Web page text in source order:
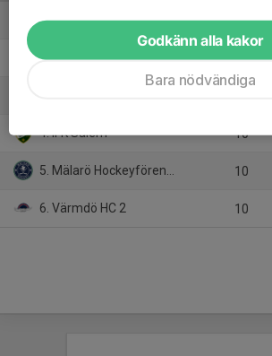
1. IFK Tumba IK Röd 10
2. Segeltorps IF Ishockeyförening 10
4. IFK Salem 10
5. Mälarö Hockeyförening 10
6. Värmdö HC 2 10
Godkänn alla kakor
Bara nödvändiga